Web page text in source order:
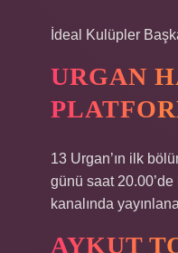
İdeal Kulüpler
URGAN
13 Urgan’ın ilk
günü saat
kanalında
AYKUT